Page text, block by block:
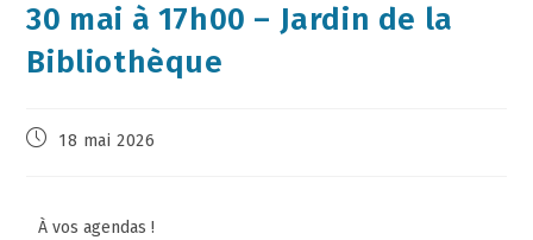
30 mai à 17h00 – Jardin de la
Bibliothèque
18 mai 2026
À vos agendas !